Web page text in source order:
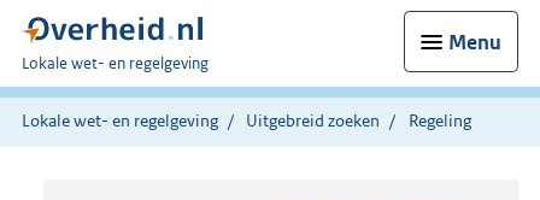
Menu
U
bent
hier:
Lokale wet- en regelgeving
Lokale wet- en regelgeving Uitgebreid zoeken Regeling